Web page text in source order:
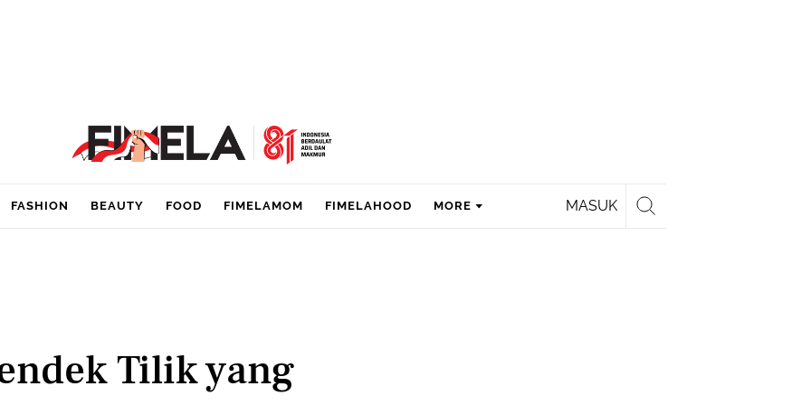
MASUK
FASHION BEAUTY FOOD FIMELAMOM FIMELAHOOD MORE
Tilik yang